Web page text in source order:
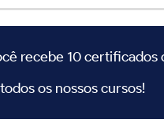
recebe 10 certificados
os nossos cursos!